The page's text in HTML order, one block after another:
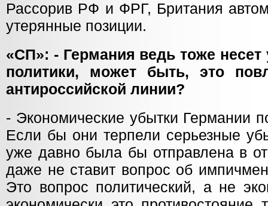
Рассорив РФ и ФРГ, Британия
утерянные позиции.
«СП»: - Германия ведь тоже
политики, может быть, это
антироссийской линии?
- Экономические убытки Германии
Если бы они терпели серьезные
уже давно была бы отправлена в
даже не ставит вопрос об
Это вопрос политический, а не